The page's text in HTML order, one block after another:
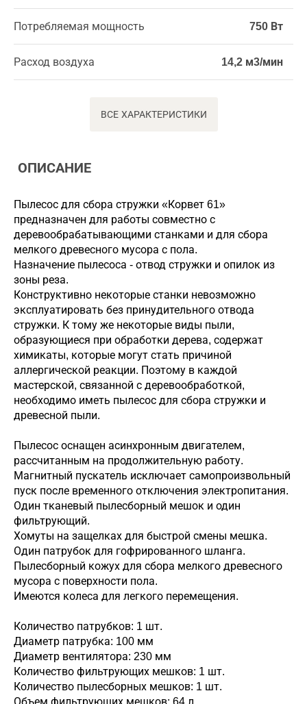
Потребляемая мощность 750 Вт
Расход воздуха 14,2 м3/мин
ВСЕ ХАРАКТЕРИСТИКИ
ОПИСАНИЕ
Пылесос для сбора стружки «Корвет 61»
предназначен для работы совместно с
деревообрабатывающими станками и для сбора
мелкого древесного мусора с пола.
Назначение пылесоса - отвод стружки и опилок из
зоны реза.
Конструктивно некоторые станки невозможно
эксплуатировать без принудительного отвода
стружки. К тому же некоторые виды пыли,
образующиеся при обработки дерева, содержат
химикаты, которые могут стать причиной
аллергической реакции. Поэтому в каждой
мастерской, связанной с деревообработкой,
необходимо иметь пылесос для сбора стружки и
древесной пыли.
Пылесос оснащен асинхронным двигателем,
рассчитанным на продолжительную работу.
Магнитный пускатель исключает самопроизвольный
пуск после временного отключения электропитания.
Один тканевый пылесборный мешок и один
фильтрующий.
Хомуты на защелках для быстрой смены мешка.
Один патрубок для гофрированного шланга.
Пылесборный кожух для сбора мелкого древесного
мусора с поверхности пола.
Имеются колеса для легкого перемещения.
Количество патрубков: 1 шт.
Диаметр патрубка: 100 мм
Диаметр вентилятора: 230 мм
Количество фильтрующих мешков: 1 шт.
Количество пылесборных мешков: 1 шт.
Объем фильтрующих мешков: 64 л